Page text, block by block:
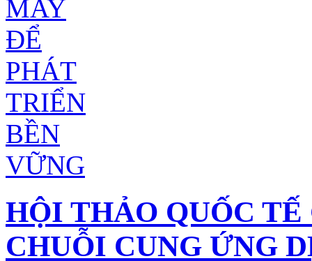
HỘI THẢO QUỐC
CHUỖI CUNG ỨNG